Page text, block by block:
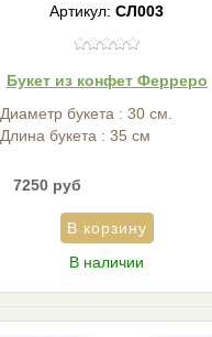
Артикул:СЛ003
Букет из конфет Ферреро
Диаметр букета : 30 см.
Длина букета : 35 см
7250 руб
В наличии